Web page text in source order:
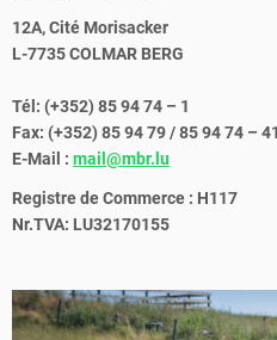
12A, Cité Morisacker
L-7735 COLMAR BERG
Tél: (+352) 85 94 74 – 1
Fax: (+352) 85 94 79 / 85 94 74 – 41
E-Mail : mail@mbr.lu
Registre de Commerce : H117
Nr.TVA: LU32170155